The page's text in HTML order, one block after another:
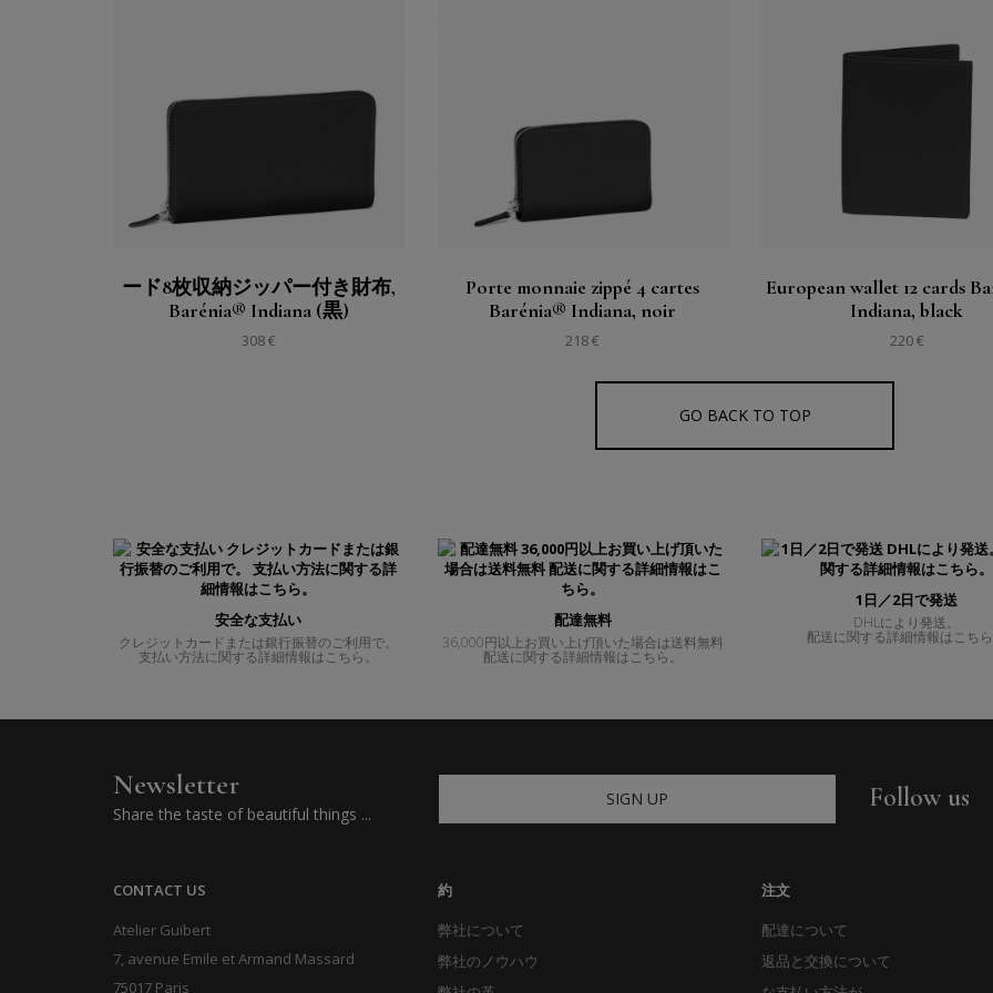
ード8枚収納ジッパー付き財布,
Barénia® Indiana (黒)
308 €
見る
Porte monnaie zippé 4 cartes
Barénia® Indiana, noir
218 €
購入する
European wallet 12 cards
Indiana, black
220 €
GO BACK TO TOP
安全な支払い
クレジットカードまたは銀行振替のご利用で。
支払い方法に関する詳細情報はこちら。
配達無料
36,000円以上お買い上げ頂いた場合は送料無料
配送に関する詳細情報はこちら。
1日／2日で発送
DHLにより発送。
配送に関する詳細情報はこちら
Newsletter
Share the taste of beautiful things ...
SIGN UP Follow us
CONTACT US
Atelier Guibert
7, avenue Emile et Armand Massard
75017 Paris
約
弊社について
弊社のノウハウ
注文
配達について
返品と交換について